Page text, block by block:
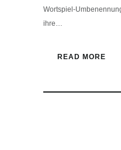
Wortspiel-
ihre…
READ MORE